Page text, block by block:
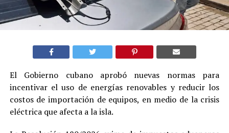
El Gobierno cubano aprobó nuevas normas para
incentivar el uso de energías renovables y reducir los
costos de importación de equipos, en medio de la crisis
eléctrica que afecta a la isla.